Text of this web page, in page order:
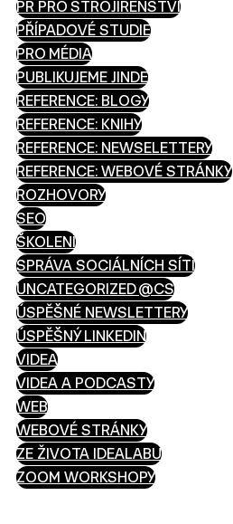
PR PRO STROJÍRENSTVÍ
PŘÍPADOVÉ STUDIE
PRO MÉDIA
PUBLIKUJEME JINDE
REFERENCE: BLOGY
REFERENCE: KNIHY
REFERENCE: NEWSELETTERY
REFERENCE: WEBOVÉ STRÁNKY
ROZHOVORY
SEO
ŠKOLENÍ
SPRÁVA SOCIÁLNÍCH SÍTÍ
UNCATEGORIZED @CS
ÚSPĚŠNÉ NEWSLETTERY
ÚSPĚŠNÝ LINKEDIN
VIDEA
VIDEA A PODCASTY
WEB
WEBOVÉ STRÁNKY
ZE ŽIVOTA IDEALABU
ZOOM WORKSHOPY